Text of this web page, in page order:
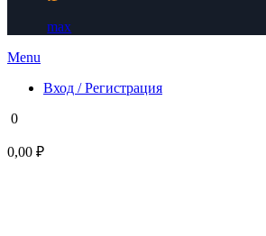
max
Menu
Вход / Регистрация
0
0,00 ₽